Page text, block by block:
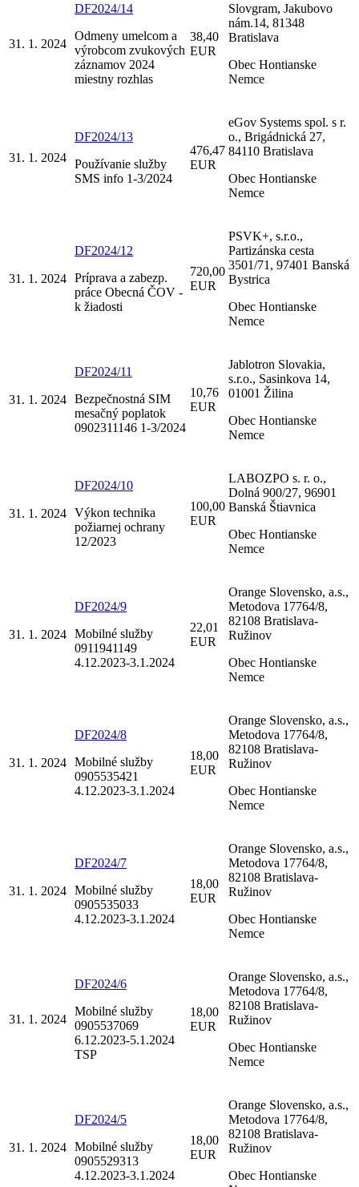
31. 1. 2024
DF2024/14
Odmeny umelcom a
výrobcom zvukových
záznamov 2024
miestny rozhlas
38,40
EUR
Slovgram, Jakubovo
nám.14, 81348
Bratislava
Obec Hontianske
Nemce
31. 1. 2024
DF2024/13
Používanie služby
SMS info 1-3/2024
476,47
EUR
eGov Systems spol. s r.
o., Brigádnická 27,
84110 Bratislava
Obec Hontianske
Nemce
31. 1. 2024
DF2024/12
Príprava a zabezp.
práce Obecná ČOV -
k žiadosti
720,00
EUR
PSVK+, s.r.o.,
Partizánska cesta
3501/71, 97401 Banská
Bystrica
Obec Hontianske
Nemce
31. 1. 2024
DF2024/11
Bezpečnostná SIM
mesačný poplatok
0902311146 1-3/2024
10,76
EUR
Jablotron Slovakia,
s.r.o., Sasinkova 14,
01001 Žilina
Obec Hontianske
Nemce
31. 1. 2024
DF2024/10
Výkon technika
požiarnej ochrany
12/2023
100,00
EUR
LABOZPO s. r. o.,
Dolná 900/27, 96901
Banská Štiavnica
Obec Hontianske
Nemce
31. 1. 2024
DF2024/9
Mobilné služby
0911941149
4.12.2023-3.1.2024
22,01
EUR
Orange Slovensko, a.s.,
Metodova 17764/8,
82108 Bratislava-
Ružinov
Obec Hontianske
Nemce
31. 1. 2024
DF2024/8
Mobilné služby
0905535421
4.12.2023-3.1.2024
18,00
EUR
Orange Slovensko, a.s.,
Metodova 17764/8,
82108 Bratislava-
Ružinov
Obec Hontianske
Nemce
31. 1. 2024
DF2024/7
Mobilné služby
0905535033
4.12.2023-3.1.2024
18,00
EUR
Orange Slovensko, a.s.,
Metodova 17764/8,
82108 Bratislava-
Ružinov
Obec Hontianske
Nemce
31. 1. 2024
DF2024/6
Mobilné služby
0905537069
6.12.2023-5.1.2024
TSP
18,00
EUR
Orange Slovensko, a.s.,
Metodova 17764/8,
82108 Bratislava-
Ružinov
Obec Hontianske
Nemce
31. 1. 2024
DF2024/5
Mobilné služby
0905529313
4.12.2023-3.1.2024
18,00
EUR
Orange Slovensko, a.s.,
Metodova 17764/8,
82108 Bratislava-
Ružinov
Obec Hontianske